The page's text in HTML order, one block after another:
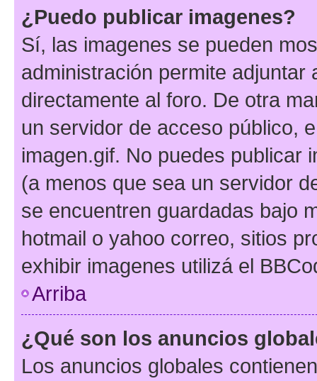
¿Puedo publicar imagenes?
Sí, las imagenes se pueden
administración permite
directamente al foro. De otra
un servidor de acceso público,
imagen.gif. No puedes publicar
(a menos que sea un servidor
se encuentren guardadas bajo
hotmail o yahoo correo, sitios
exhibir imagenes utilizá el
Arriba
¿Qué son los anuncios
Los anuncios globales